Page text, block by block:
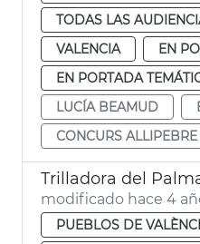
TODAS LAS
VALENCIA
EN
EN PORTADA
LUCÍA BEAMUD
CONCURS ALLIPEBRE
Trilladora del
modificado hace 4
PUEBLOS DE